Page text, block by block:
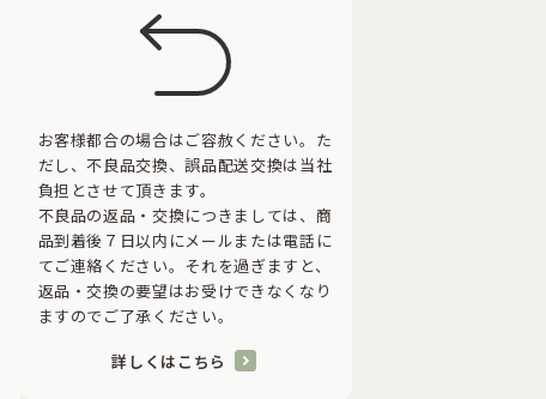
お客様都合の場合はご容赦ください。た
だし、不良品交換、誤品配送交換は当社
負担とさせて頂きます。
不良品の返品・交換につきましては、商
品到着後７日以内にメールまたは電話に
てご連絡ください。それを過ぎますと、
返品・交換の要望はお受けできなくなり
ますのでご了承ください。
詳しくはこちら